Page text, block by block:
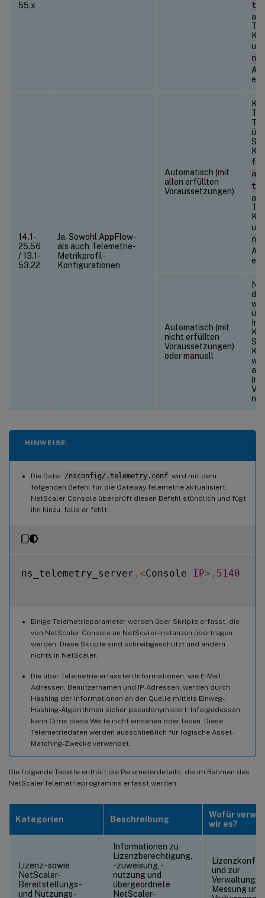
55.x
auf
ns
14.1-
25.56
/ 13.1-
53.22
Ja. Sowohl AppFlow-
als auch Telemetrie-
Metrikprofil-
Konfigurationen
Automatisch (mit
allen erfüllten
Voraussetzungen)
auf
ns
Automatisch (mit
nicht erfüllten
Voraussetzungen)
oder manuell
HINWEISE:
Die Datei /nsconfig/.telemetry.conf wird mit dem
folgenden Befehl für die Gateway-Telemetrie aktualisiert.
NetScaler Console überprüft diesen Befehl stündlich und fügt
ihn hinzu, falls er fehlt:
ns_telemetry_server , <Console IP> , 5140
Einige Telemetrieparameter werden über Skripte erfasst, die
von NetScaler Console an NetScaler-Instanzen übertragen
werden. Diese Skripte sind schreibgeschützt und ändern
nichts in NetScaler.
Die über Telemetrie erfassten Informationen, wie E-Mail-
Adressen, Benutzernamen und IP-Adressen, werden durch
Hashing der Informationen an der Quelle mittels Einweg-
Hashing-Algorithmen sicher pseudonymisiert. Infolgedessen
kann Citrix diese Werte nicht einsehen oder lesen. Diese
Telemetriedaten werden ausschließlich für logische Asset-
Matching-Zwecke verwendet.
Die folgende Tabelle enthält die Parameterdetails, die im Rahmen des
NetScaler-Telemetrieprogramms erfasst werden:
Kategorien Beschreibung
Wofür
wir es?
Lizenz- sowie
NetScaler-
Bereitstellungs-
und Nutzungs-
Informationen zu
Lizenzberechtigung,
-zuweisung, -
nutzung und
übergeordnete
NetScaler-
und zur
Verwaltung,
Messung und